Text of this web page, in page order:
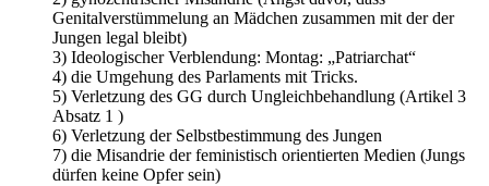
Genitalverstümmelung an Mädchen zusammen mit der der
Jungen legal bleibt)
3) Ideologischer Verblendung: Montag: „Patriarchat“
4) die Umgehung des Parlaments mit Tricks.
5) Verletzung des GG durch Ungleichbehandlung (Artikel 3
Absatz 1 )
6) Verletzung der Selbstbestimmung des Jungen
7) die Misandrie der feministisch orientierten Medien (Jungs
dürfen keine Opfer sein)